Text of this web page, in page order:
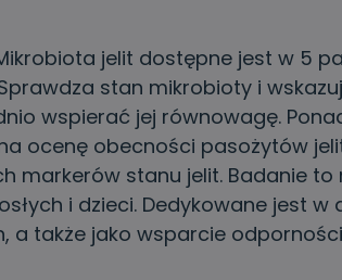
jelit dostępne jest w 5
stan mikrobioty i
wspierać jej równowagę.
ocenę obecności pasożytów
markerów stanu jelit. Badanie to
i dzieci. Dedykowane jest w
a także jako wsparcie